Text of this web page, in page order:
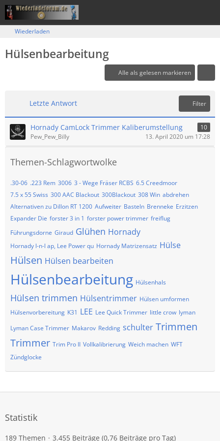
Wiederladen
Hülsenbearbeitung
Alle als gelesen markieren
Letzte Antwort Filter
Hornady CamLock Trimmer Kaliberumstellung
10
Pew_Pew_Billy
13. April 2020 um 17:28
Themen-Schlagwortwolke
.30-06 .223 Rem 3006 3 - Wege Fräser RCBS 6.5 Creedmoor
7.5 x 55 Swiss 300 AAC Blackout 300Blackout 308 Win abdrehen
Alternativen zu Dillon RT 1200 Aufweiter Basteln Brenneke Erzitzen
Expander Die forster 3 in 1 forster power trimmer freiflug
Führungsdorne Giraud Glühen Hornady
Hornady l-n-l ap, Lee Power qu Hornady Matrizensatz Hülse
Hülsen Hülsen bearbeiten
Hülsenbearbeitung Hülsenhals
Hülsen trimmen Hülsentrimmer Hülsen umformen
Hülsenvorbereitung K31 LEE Lee Quick Trimmer little crow lyman
Lyman Case Trimmer Makarov Redding schulter Trimmen
Trimmer Trim Pro II Vollkalibrierung Weich machen WFT
Zündglocke
Statistik
189 Themen 3.455 Beiträge (0,76 Beiträge pro Tag)